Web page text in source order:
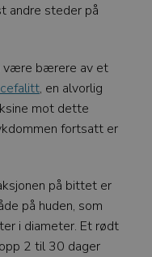
andre steder på
være bærere av et
, en alvorlig
mot dette
fortsatt er
på bittet er
på huden, som
i diameter. Et rødt
2 til 30 dager